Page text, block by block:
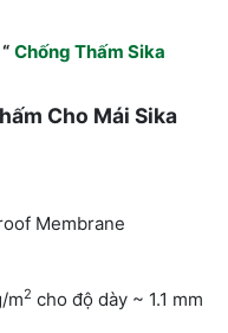
“ Chống Thấm Sika
Cho Mái Sika
Membrane
m2 cho độ dày ~ 1.1 mm